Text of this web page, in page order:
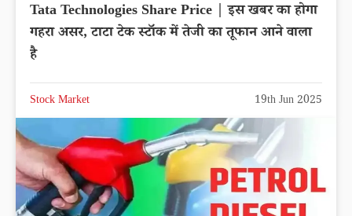
Tata Technologies Share Price | इस खबर का होगा
गहरा असर, टाटा टेक स्टॉक में तेजी का तूफान आने वाला
है
Stock Market 19th Jun 2025